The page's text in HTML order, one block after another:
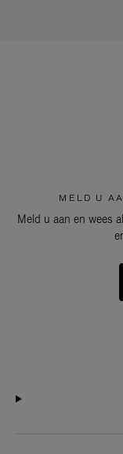
MELD U
Meld u aan en wees